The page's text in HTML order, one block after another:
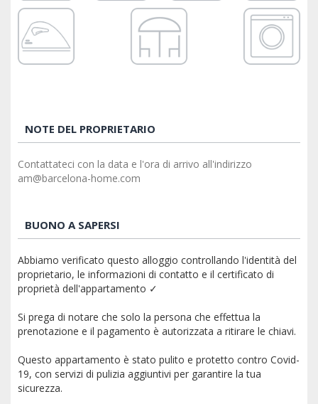
NOTE DEL PROPRIETARIO
Contattateci con la data e l'ora di arrivo all'indirizzo
am@barcelona-home.com
BUONO A SAPERSI
Abbiamo verificato questo alloggio controllando l'identità del
proprietario, le informazioni di contatto e il certificato di
proprietà dell'appartamento ✓
Si prega di notare che solo la persona che effettua la
prenotazione e il pagamento è autorizzata a ritirare le chiavi.
Questo appartamento è stato pulito e protetto contro Covid-
19, con servizi di pulizia aggiuntivi per garantire la tua
sicurezza.